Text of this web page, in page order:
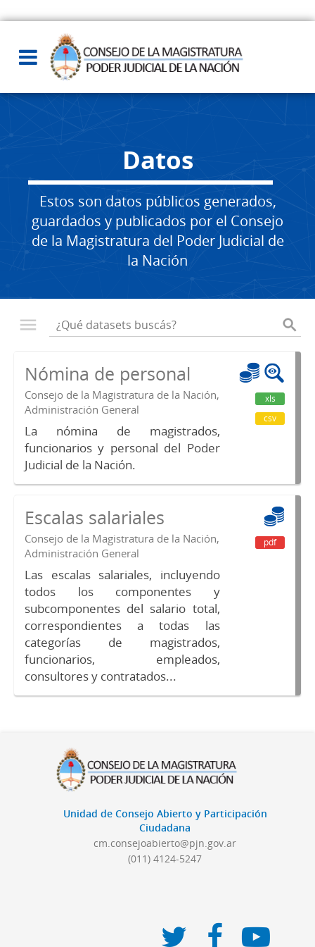
Datos
Estos son datos públicos generados,
guardados y publicados por el Consejo
de la Magistratura del Poder Judicial de
la Nación
Nómina de personal
Consejo de la Magistratura de la Nación,
Administración General
La nómina de magistrados,
funcionarios y personal del Poder
Judicial de la Nación.
xls
csv
Escalas salariales
Consejo de la Magistratura de la Nación,
Administración General
Las escalas salariales, incluyendo
todos los componentes y
subcomponentes del salario total,
correspondientes a todas las
categorías de magistrados,
funcionarios, empleados,
consultores y contratados...
pdf
Unidad de Consejo Abierto y Participación
Ciudadana
cm.consejoabierto@pjn.gov.ar
(011) 4124-5247